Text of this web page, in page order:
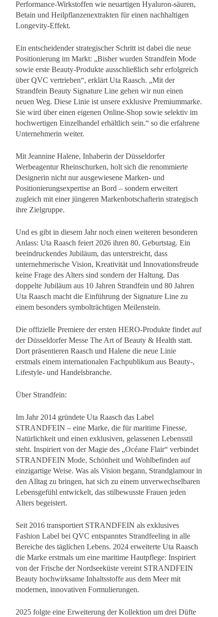
Performance-Wirkstoffen wie neuartigen Hyaluron-säuren,
Betain und Heilpflanzenextrakten für einen nachhaltigen
Longevity-Effekt.
Ein entscheidender strategischer Schritt ist dabei die neue
Positionierung im Markt: „Bisher wurden Strandfein Mode
sowie erste Beauty-Produkte ausschließlich sehr erfolgreich
über QVC vertrieben“, erklärt Uta Raasch. „Mit der
Strandfein Beauty Signature Line gehen wir nun einen
neuen Weg. Diese Linie ist unsere exklusive Premiummarke.
Sie wird über einen eigenen Online-Shop sowie selektiv im
hochwertigen Einzelhandel erhältlich sein.“ so die erfahrene
Unternehmerin weiter.
Mit Jeannine Halene, Inhaberin der Düsseldorfer
Werbeagentur Rheinschurken, holt sich die renommierte
Designerin nicht nur ausgewiesene Marken- und
Positionierungsexpertise an Bord – sondern erweitert
zugleich mit einer jüngeren Markenbotschafterin strategisch
ihre Zielgruppe.
Und es gibt in diesem Jahr noch einen weiteren besonderen
Anlass: Uta Raasch feiert 2026 ihren 80. Geburtstag. Ein
beeindruckendes Jubiläum, das unterstreicht, dass
unternehmerische Vision, Kreativität und Innovationsfreude
keine Frage des Alters sind sondern der Haltung. Das
doppelte Jubiläum aus 10 Jahren Strandfein und 80 Jahren
Uta Raasch macht die Einführung der Signature Line zu
einem besonders symbolträchtigen Meilenstein.
Die offizielle Premiere der ersten HERO-Produkte findet auf
der Düsseldorfer Messe The Art of Beauty & Health statt.
Dort präsentieren Raasch und Halene die neue Linie
erstmals einem internationalen Fachpublikum aus Beauty-,
Lifestyle- und Handelsbranche.
Über Strandfein:
Im Jahr 2014 gründete Uta Raasch das Label
STRANDFEIN – eine Marke, die für maritime Finesse,
Natürlichkeit und einen exklusiven, gelassenen Lebensstil
steht. Inspiriert von der Magie des „Océane Flair“ verbindet
STRANDFEIN Mode, Schönheit und Wohlbefinden auf
einzigartige Weise. Was als Vision begann, Strandglamour in
den Alltag zu bringen, hat sich zu einem unverwechselbaren
Lebensgefühl entwickelt, das stilbewusste Frauen jeden
Alters begeistert.
Seit 2016 transportiert STRANDFEIN als exklusives
Fashion Label bei QVC entspanntes Strandfeeling in alle
Bereiche des täglichen Lebens. 2024 erweiterte Uta Raasch
die Marke erstmals um eine maritime Hautpflege: Inspiriert
von der Frische der Nordseeküste vereint STRANDFEIN
Beauty hochwirksame Inhaltsstoffe aus dem Meer mit
modernen, innovativen Formulierungen.
2025 folgte eine Erweiterung der Kollektion um drei Düfte